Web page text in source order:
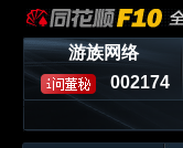
游族网络
002174